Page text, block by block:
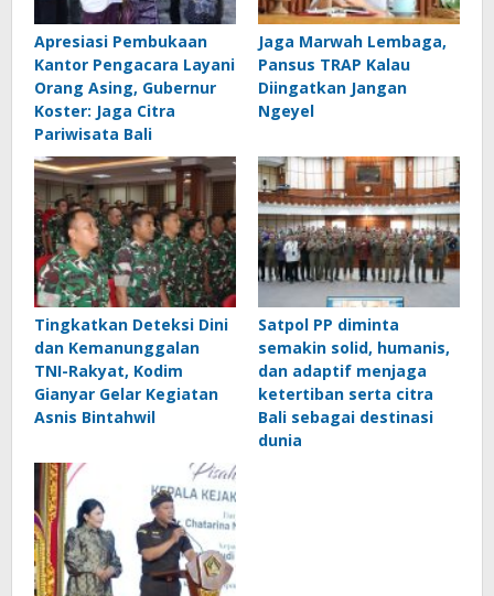
Apresiasi Pembukaan
Kantor Pengacara Layani
Orang Asing, Gubernur
Koster: Jaga Citra
Pariwisata Bali
Jaga Marwah Lembaga,
Pansus TRAP Kalau
Diingatkan Jangan
Ngeyel
Tingkatkan Deteksi Dini
dan Kemanunggalan
TNI-Rakyat, Kodim
Gianyar Gelar Kegiatan
Asnis Bintahwil
Satpol PP diminta
semakin solid, humanis,
dan adaptif menjaga
ketertiban serta citra
Bali sebagai destinasi
dunia